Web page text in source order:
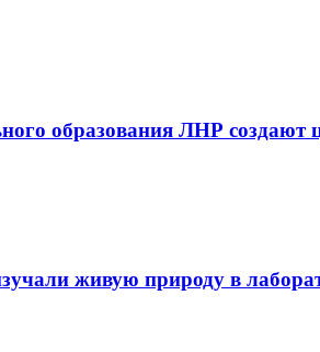
образования ЛНР
живую природу в